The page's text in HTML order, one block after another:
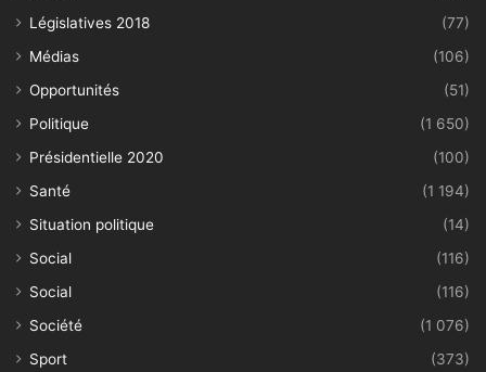
Législatives 2018
(77)
Médias
(106)
Opportunités
(51)
Politique
(1 650)
Présidentielle 2020
(100)
Santé
(1 194)
Situation politique
(14)
Social
(116)
Social
(116)
Société
(1 076)
Sport
(373)